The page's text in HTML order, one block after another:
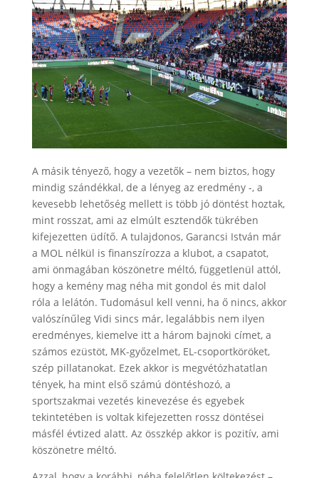
A másik tényező, hogy a vezetők – nem biztos, hogy
mindig szándékkal, de a lényeg az eredmény -, a
kevesebb lehetőség mellett is több jó döntést hoztak,
mint rosszat, ami az elmúlt esztendők tükrében
kifejezetten üdítő. A tulajdonos, Garancsi István már
a MOL nélkül is finanszírozza a klubot, a csapatot,
ami önmagában köszönetre méltó, függetlenül attól,
hogy a kemény mag néha mit gondol és mit dalol
róla a lelátón. Tudomásul kell venni, ha ő nincs, akkor
valószínűleg Vidi sincs már, legalábbis nem ilyen
eredményes, kiemelve itt a három bajnoki címet, a
számos ezüstöt, MK-győzelmet, EL-csoportköröket,
szép pillatanokat. Ezek akkor is megvétózhatatlan
tények, ha mint első számú döntéshozó, a
sportszakmai vezetés kinevezése és egyebek
tekintetében is voltak kifejezetten rossz döntései
másfél évtized alatt. Az összkép akkor is pozitív, ami
köszönetre méltó.